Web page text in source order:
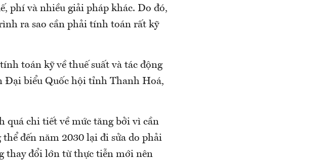
phí và nhiều giải pháp khác. Do đó,
ra sao cần phải tính toán rất kỹ
toán kỹ về thuế suất và tác động
Đại biểu Quốc hội tỉnh Thanh Hoá,
quá chi tiết về mức tăng bởi vì cần
đến năm 2030 lại đi sửa do phải
thay đổi lớn từ thực tiễn mới nên